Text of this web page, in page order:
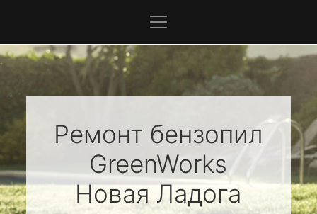
Ремонт бензопил
GreenWorks
Новая Ладога